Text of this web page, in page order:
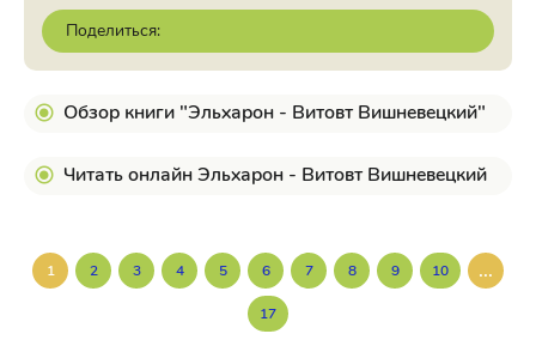
Поделиться:
Обзор книги "Эльхарон - Витовт Вишневецкий"
Читать онлайн Эльхарон - Витовт Вишневецкий
1 2 3 4 5 6 7 8 9 10 ...
17